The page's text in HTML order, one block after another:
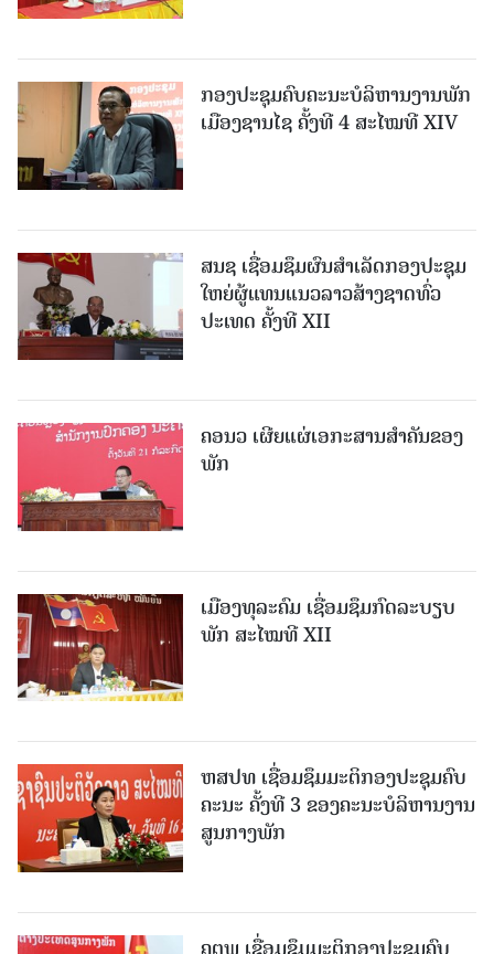
ກອງປະຊຸມຄົບຄະນະບໍລິຫານງານພັກ
ເມືອງຊານ​ໄຊ ຄັ້ງທີ 4 ສະໄໝທີ XIV
ສນຊ ເຊື່ອມຊຶມຜົນສໍາເລັດກອງປະຊຸມ
ໃຫຍ່ຜູ້ແທນແນວລາວສ້າງຊາດທົ່ວ
ປະເທດ ຄັ້ງທີ XII
ຄອນວ ເຜີຍແຜ່ເອກະສານສໍາຄັນຂອງ
ພັກ
ເມືອງທຸລະຄົມ ເຊື່ອມຊຶມກົດລະບຽບ
ພັກ ສະໄໝທີ XII
ຫສປທ ເຊື່ອມຊຶມມະຕິກອງປະຊຸມຄົບ
ຄະນະ ຄັ້ງທີ 3 ຂອງຄະນະບໍລິຫານງານ
ສູນກາງພັກ